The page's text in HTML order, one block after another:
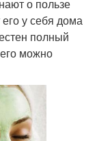
о пользе
у себя дома
полный
можно